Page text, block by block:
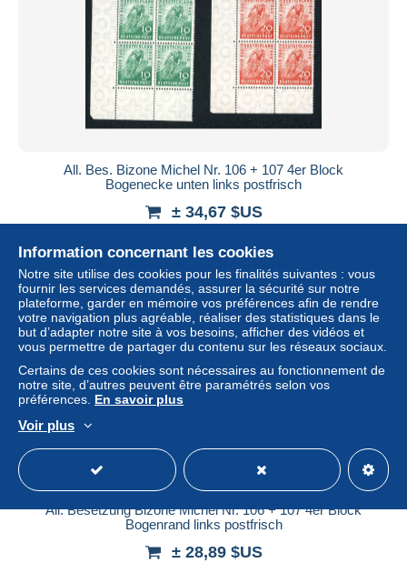
All. Bes. Bizone Michel Nr. 106 + 107 4er Block
Bogenecke unten links postfrisch
± 34,67 $US
Statut
Nouveau
All. Besetzung Bizone Michel Nr. 106 + 107 4er Block
Bogenrand links postfrisch
± 28,89 $US
Information concernant les cookies
Notre site utilise des cookies pour les finalités suivantes : vous
fournir les services demandés, assurer la sécurité sur notre
plateforme, garder en mémoire vos préférences afin de rendre
votre navigation plus agréable, réaliser des statistiques dans le
but d’adapter notre site à vos besoins, afficher des vidéos et
vous permettre de partager du contenu sur les réseaux sociaux.
Certains de ces cookies sont nécessaires au fonctionnement de
notre site, d’autres peuvent être paramétrés selon vos
préférences. En savoir plus
Voir plus